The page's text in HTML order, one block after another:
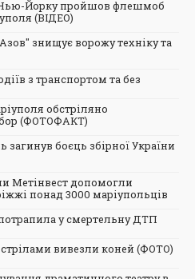
Нью-Йорку пройшов флешмоб
(ВІДЕО)
знищує ворожу техніку та
з транспортом та без
обстріляно
(ФОТОФАКТ)
загинув боєць збірної України
Метінвест допомогли
понад 3000 маріупольців
у смертельну ДТП
вивезли коней (ФОТО)